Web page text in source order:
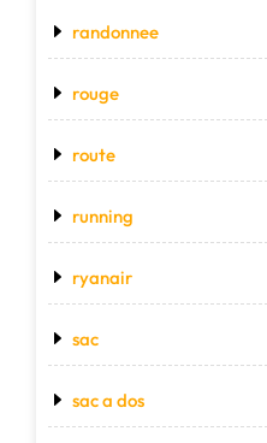
randonnee
rouge
route
running
ryanair
sac
sac a dos